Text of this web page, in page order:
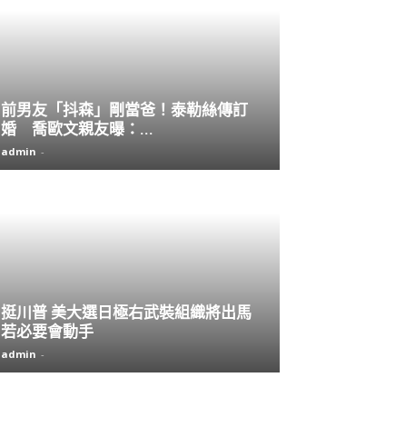
前男友「抖森」剛當爸！泰勒絲傳訂
婚 喬歐文親友曝：...
admin -
挺川普 美大選日極右武裝組織將出馬
若必要會動手
admin -